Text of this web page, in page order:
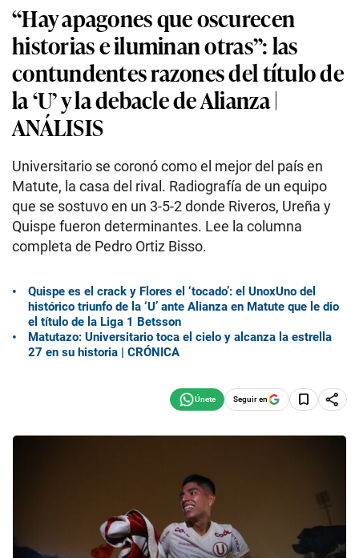
“Hay apagones que oscurecen
historias e iluminan otras”: las
contundentes razones del título de
la ‘U’ y la debacle de Alianza |
ANÁLISIS
Universitario se coronó como el mejor del país en
Matute, la casa del rival. Radiografía de un equipo
que se sostuvo en un 3-5-2 donde Riveros, Ureña y
Quispe fueron determinantes. Lee la columna
completa de Pedro Ortiz Bisso.
Quispe es el crack y Flores el ‘tocado’: el UnoxUno del
histórico triunfo de la ‘U’ ante Alianza en Matute que le dio
el título de la Liga 1 Betsson
Matutazo: Universitario toca el cielo y alcanza la estrella
27 en su historia | CRÓNICA
Seguir en